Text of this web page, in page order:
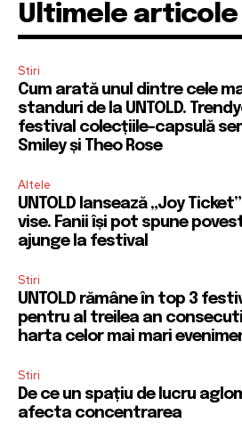
Ultimele articole
Stiri
Cum arată unul dintre cele
standuri de la UNTOLD.
festival colecțiile-capsulă
Smiley și Theo Rose
Altele
UNTOLD lansează „Joy
vise. Fanii își pot spune
ajunge la festival
Stiri
UNTOLD rămâne în top 3
pentru al treilea an
harta celor mai mari
Stiri
De ce un spațiu de lucru
afecta concentrarea